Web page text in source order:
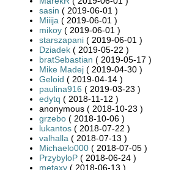
sasin ( 2019-06-01 )
Miiija ( 2019-06-01 )
mikoy ( 2019-06-01 )
starszapani ( 2019-06-01 )
Dziadek ( 2019-05-22 )
bratSebastian ( 2019-05-17 )
Mike Madej ( 2019-04-30 )
Geloid ( 2019-04-14 )
paulina916 ( 2019-03-23 )
edytq ( 2018-11-12 )
anonymous ( 2018-10-23 )
grzebo ( 2018-10-06 )
lukantos ( 2018-07-22 )
valhalla ( 2018-07-13 )
Michaelo000 ( 2018-07-05 )
PrzybyloP ( 2018-06-24 )
metaxy ( 2018-06-13 )